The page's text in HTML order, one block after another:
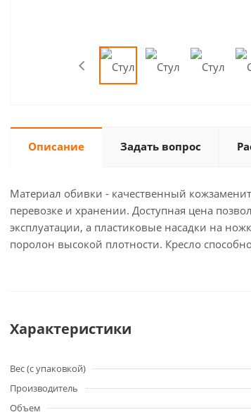
Описание Задать вопрос
Материал обивки - качественный
перевозке и хранении. Доступная цена
эксплуатации, а пластиковые насадки на
поролон высокой плотности. Кресло
Характеристики
Вес (с упаковкой)
Производитель
Объем